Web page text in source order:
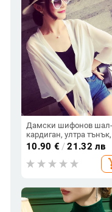
Дамски шифонов шал-
кардиган, ултра
открита предна част, UV
защита, свободен
полиестер над 95%
10.90 € /21.32 лв